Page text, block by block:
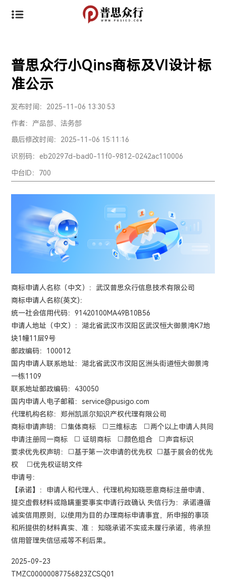
普思众行小Qins商标及VI设计标
准公示
发布时间：2025-11-06 13:30:53
作者：产品部、法务部
最后修改时间：2025-11-06 15:11:16
识别码：eb20297d-bad0-11f0-9812-0242ac110006
中台ID：700
商标申请人名称（中文）：武汉普思众行信息技术有限公司
商标申请人名称(英文)：
统一社会信用代码：91420100MA49B10B56
申请人地址（中文）：湖北省武汉市汉阳区武汉恒大御景湾K7地
块1幢11层9号
邮政编码：100012
国内申请人联系地址：湖北省武汉市汉阳区洲头街道恒大御景湾
一栋1109
联系地址邮政编码：430050
国内申请人电子邮箱：service@pusigo.com
代理机构名称：郑州凯派尔知识产权代理有限公司
商标申请声明：□集体商标 □三维标志 □两个以上申请人共同
申请注册同一商标 □ 证明商标 □颜色组合 □声音标识
要求优先权声明：□基于第一次申请的优先权 □基于展会的优先
权 □优先权证明文件
申请号：
【承诺】：申请人和代理人、代理机构知晓恶意商标注册申请、
提交虚假材料或隐瞒重要事实申请行政确认 失信行为：承诺遵循
诚实信用原则，以使用为目的办理商标申请事宜，所申报的事项
和所提供的材料真实、准 ：知晓承诺不实或未履行承诺，将承担
信用管理失信惩戒等不利后果。
2025-09-23
TMZC00000087756823ZCSQ01